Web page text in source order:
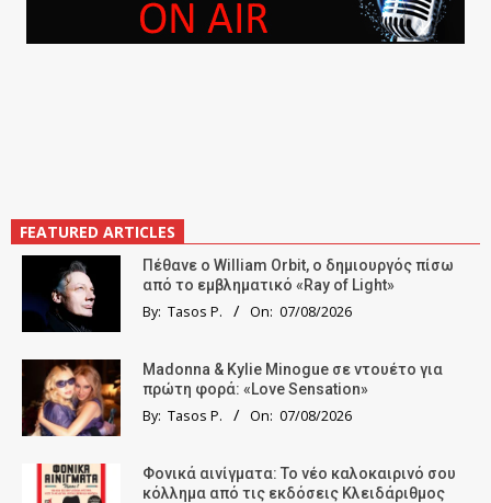
FEATURED ARTICLES
Πέθανε ο William Orbit, ο δημιουργός πίσω
από το εμβληματικό «Ray of Light»
By: Tasos P. On: 07/08/2026
Madonna & Kylie Minogue σε ντουέτο για
πρώτη φορά: «Love Sensation»
By: Tasos P. On: 07/08/2026
Φονικά αινίγματα: Το νέο καλοκαιρινό σου
κόλλημα από τις εκδόσεις Κλειδάριθμος